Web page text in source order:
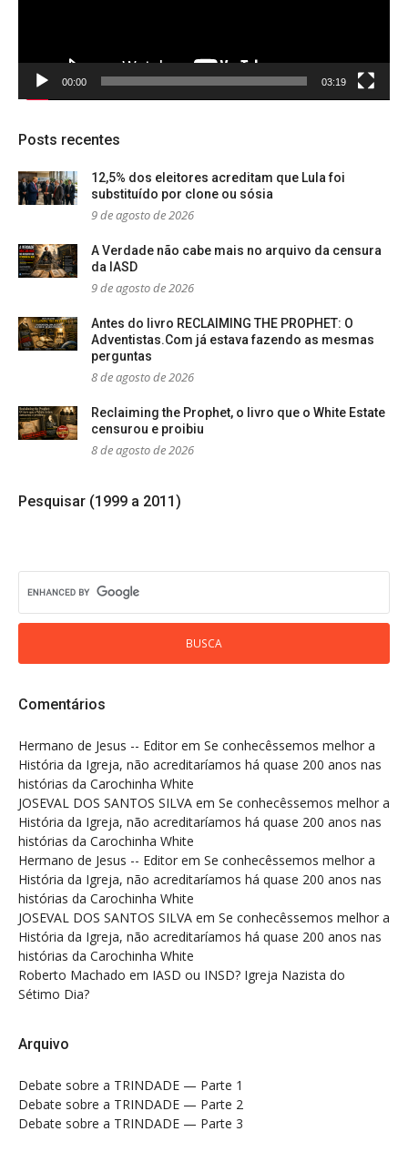
00:00 03:19
Posts recentes
12,5% dos eleitores acreditam que Lula foi
substituído por clone ou sósia
9 de agosto de 2026
A Verdade não cabe mais no arquivo da censura
da IASD
9 de agosto de 2026
Antes do livro RECLAIMING THE PROPHET: O
Adventistas.Com já estava fazendo as mesmas
perguntas
8 de agosto de 2026
Reclaiming the Prophet, o livro que o White Estate
censurou e proibiu
8 de agosto de 2026
Pesquisar (1999 a 2011)
Comentários
Hermano de Jesus -- Editor em Se conhecêssemos melhor a
História da Igreja, não acreditaríamos há quase 200 anos nas
histórias da Carochinha White
JOSEVAL DOS SANTOS SILVA em Se conhecêssemos melhor a
História da Igreja, não acreditaríamos há quase 200 anos nas
histórias da Carochinha White
Hermano de Jesus -- Editor em Se conhecêssemos melhor a
História da Igreja, não acreditaríamos há quase 200 anos nas
histórias da Carochinha White
JOSEVAL DOS SANTOS SILVA em Se conhecêssemos melhor a
História da Igreja, não acreditaríamos há quase 200 anos nas
histórias da Carochinha White
Roberto Machado em IASD ou INSD? Igreja Nazista do
Sétimo Dia?
Arquivo
Debate sobre a TRINDADE — Parte 1
Debate sobre a TRINDADE — Parte 2
Debate sobre a TRINDADE — Parte 3